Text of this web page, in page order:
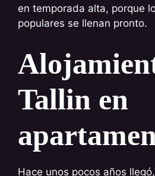
en temporada alta, porque
populares se llenan pronto.
Tallin en
Hace unos pocos años